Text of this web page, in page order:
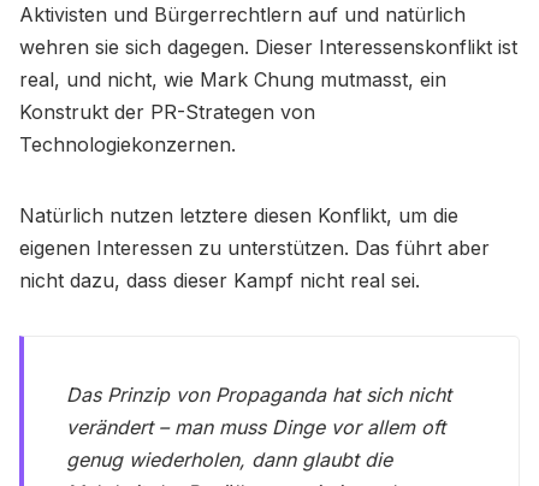
Aktivisten und Bürgerrechtlern auf und natürlich
wehren sie sich dagegen. Dieser Interessenskonflikt ist
real, und nicht, wie Mark Chung mutmasst, ein
Konstrukt der PR-Strategen von
Technologiekonzernen.
Natürlich nutzen letztere diesen Konflikt, um die
eigenen Interessen zu unterstützen. Das führt aber
nicht dazu, dass dieser Kampf nicht real sei.
Das Prinzip von Propaganda hat sich nicht
verändert – man muss Dinge vor allem oft
genug wiederholen, dann glaubt die